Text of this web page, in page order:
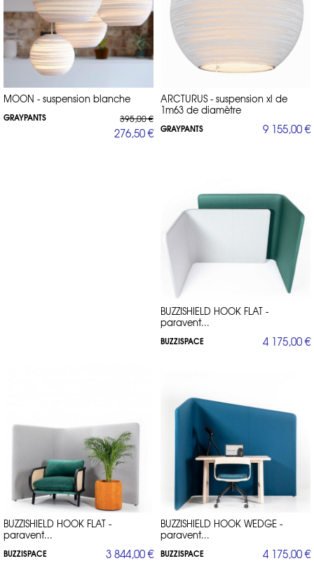
MOON - suspension blanche
GRAYPANTS 395,00 €
276,50 €
ARCTURUS - suspension xl de
1m63 de diamètre
GRAYPANTS 9 155,00 €
BUZZISHIELD HOOK FLAT -
paravent...
BUZZISPACE 4 175,00 €
BUZZISHIELD HOOK FLAT -
paravent...
BUZZISPACE 3 844,00 €
BUZZISHIELD HOOK WEDGE -
paravent...
BUZZISPACE 4 175,00 €